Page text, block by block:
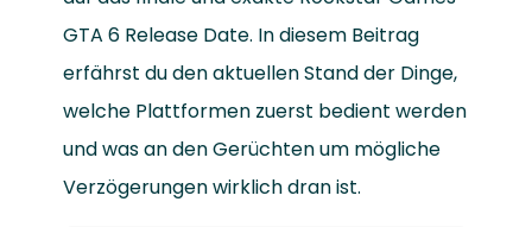
GTA 6 Release Date. In diesem Beitrag
erfährst du den aktuellen Stand der Dinge,
welche Plattformen zuerst bedient werden
und was an den Gerüchten um mögliche
Verzögerungen wirklich dran ist.